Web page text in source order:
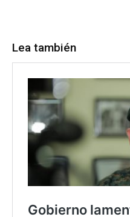
Lea también